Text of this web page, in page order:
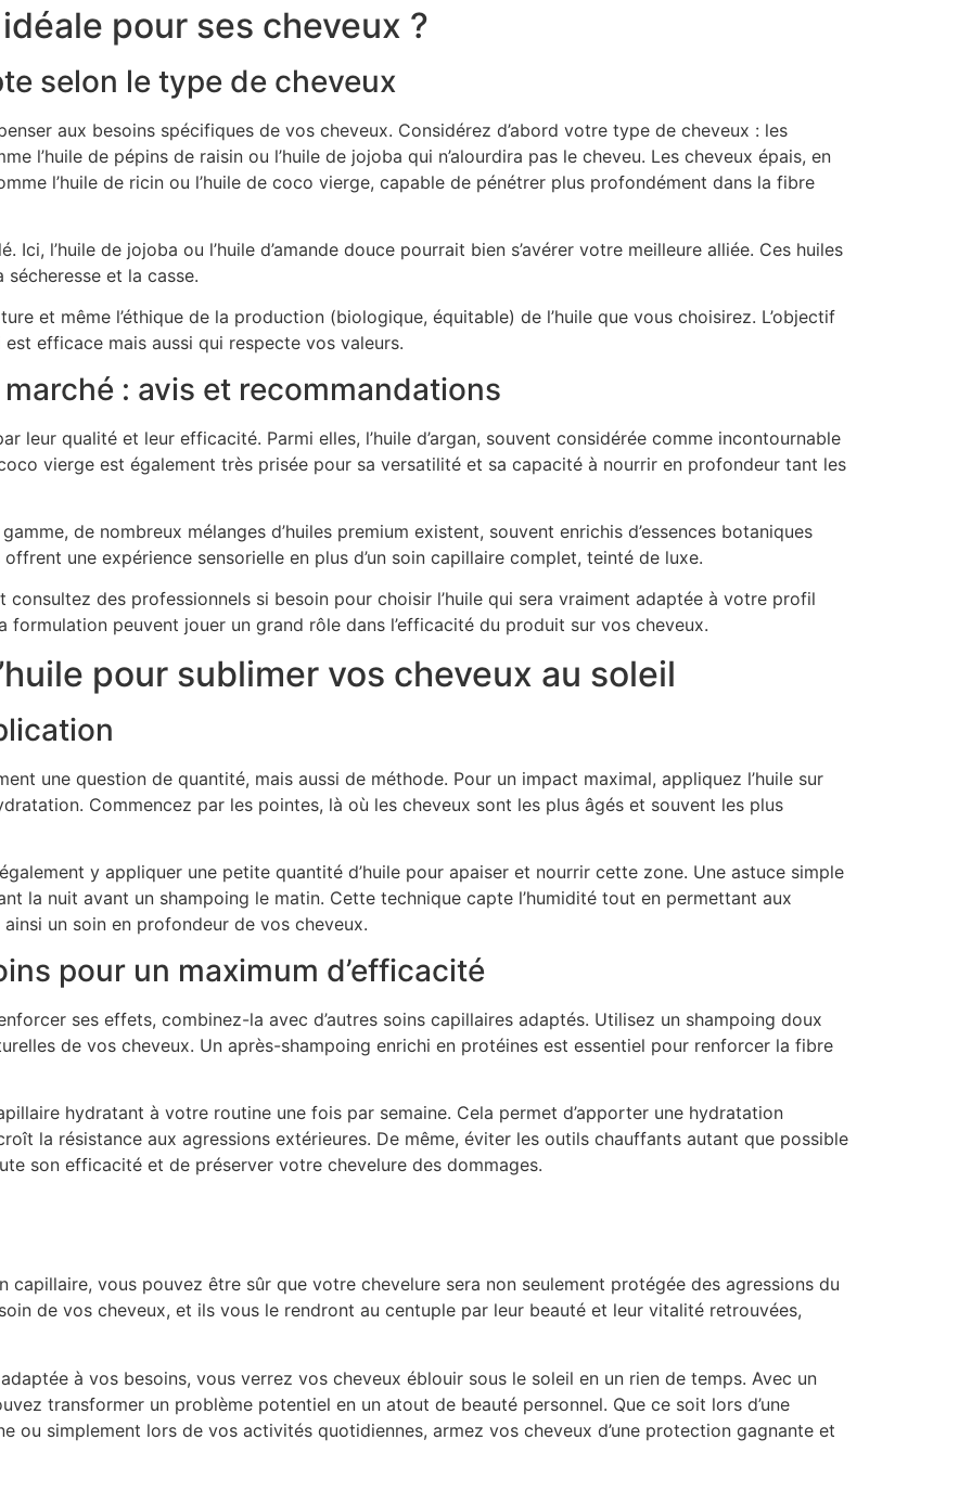
pour ses cheveux ?
selon le type de cheveux
aux besoins spécifiques de vos cheveux. Considérez d’abord votre type de cheveux : les
l’huile de pépins de raisin ou l’huile de jojoba qui n’alourdira pas le cheveu. Les cheveux épais, en
l’huile de ricin ou l’huile de coco vierge, capable de pénétrer plus profondément dans la fibre
Ici, l’huile de jojoba ou l’huile d’amande douce pourrait bien s’avérer votre meilleure alliée. Ces huiles
et la casse.
et même l’éthique de la production (biologique, équitable) de l’huile que vous choisirez. L’objectif
efficace mais aussi qui respecte vos valeurs.
: avis et recommandations
leur qualité et leur efficacité. Parmi elles, l’huile d’argan, souvent considérée comme incontournable
vierge est également très prisée pour sa versatilité et sa capacité à nourrir en profondeur tant les
de nombreux mélanges d’huiles premium existent, souvent enrichis d’essences botaniques
une expérience sensorielle en plus d’un soin capillaire complet, teinté de luxe.
consultez des professionnels si besoin pour choisir l’huile qui sera vraiment adaptée à votre profil
peuvent jouer un grand rôle dans l’efficacité du produit sur vos cheveux.
pour sublimer vos cheveux au soleil
une question de quantité, mais aussi de méthode. Pour un impact maximal, appliquez l’huile sur
Commencez par les pointes, là où les cheveux sont les plus âgés et souvent les plus
y appliquer une petite quantité d’huile pour apaiser et nourrir cette zone. Une astuce simple
la nuit avant un shampoing le matin. Cette technique capte l’humidité tout en permettant aux
un soin en profondeur de vos cheveux.
pour un maximum d’efficacité
ses effets, combinez-la avec d’autres soins capillaires adaptés. Utilisez un shampoing doux
de vos cheveux. Un après-shampoing enrichi en protéines est essentiel pour renforcer la fibre
hydratant à votre routine une fois par semaine. Cela permet d’apporter une hydratation
la résistance aux agressions extérieures. De même, éviter les outils chauffants autant que possible
son efficacité et de préserver votre chevelure des dommages.
vous pouvez être sûr que votre chevelure sera non seulement protégée des agressions du
de vos cheveux, et ils vous le rendront au centuple par leur beauté et leur vitalité retrouvées,
à vos besoins, vous verrez vos cheveux éblouir sous le soleil en un rien de temps. Avec un
transformer un problème potentiel en un atout de beauté personnel. Que ce soit lors d’une
ou simplement lors de vos activités quotidiennes, armez vos cheveux d’une protection gagnante et